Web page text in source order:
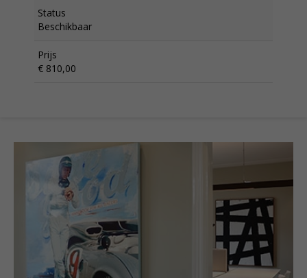
Status
Beschikbaar
Prijs
€ 810,00